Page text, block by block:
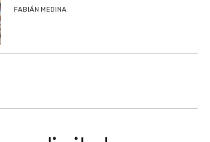
FABIÁN MEDINA